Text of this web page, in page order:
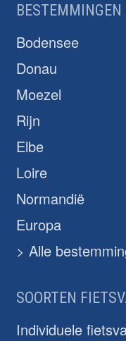
BESTEMMINGEN
Bodensee
Donau
Moezel
Rijn
Elbe
Loire
Normandië
Europa
> Alle
SOORTEN
Individuele